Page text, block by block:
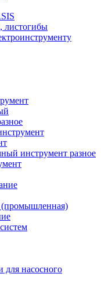
листогибы
инструмент разное
(промышленная)
для насосного